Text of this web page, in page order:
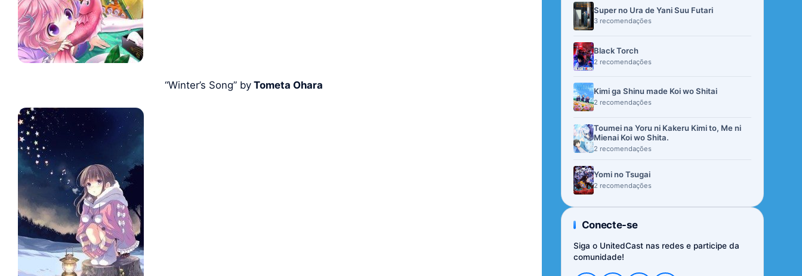
“Winter’s Song” byTometa Ohara
Super no Ura de Yani Suu Futari
3 recomendações
Black Torch
2 recomendações
Kimi ga Shinu made Koi wo Shitai
2 recomendações
Toumei na Yoru ni Kakeru Kimi to, Me ni
Mienai Koi wo Shita.
2 recomendações
Yomi no Tsugai
2 recomendações
Conecte-se
Siga o UnitedCast nas redes e participe da
comunidade!